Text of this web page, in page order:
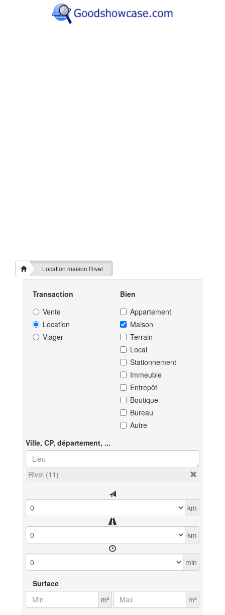
Location maison Rivel
Transaction
Vente
Location
Viager
Bien
Appartement
Maison
Terrain
Local
Stationnement
Immeuble
Entrepôt
Boutique
Bureau
Autre
Ville, CP, département, ...
Rivel (11)
km
km
min
Surface
m²
m²